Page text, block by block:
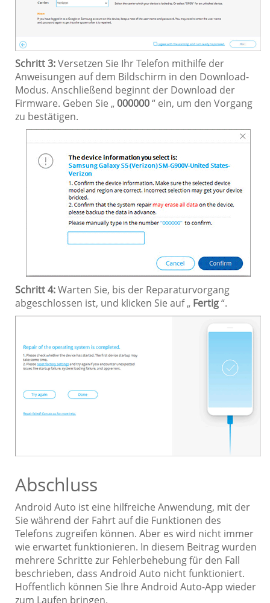
Schritt 3:Versetzen Sie Ihr Telefon mithilfe der
Anweisungen auf dem Bildschirm in den Download-
Modus. Anschließend beginnt der Download der
Firmware. Geben Sie „000000“ ein, um den Vorgang
zu bestätigen.
Schritt 4:Warten Sie, bis der Reparaturvorgang
abgeschlossen ist, und klicken Sie auf „ Fertig“.
Abschluss
Android Auto ist eine hilfreiche Anwendung, mit der
Sie während der Fahrt auf die Funktionen des
Telefons zugreifen können. Aber es wird nicht immer
wie erwartet funktionieren. In diesem Beitrag wurden
mehrere Schritte zur Fehlerbehebung für den Fall
beschrieben, dass Android Auto nicht funktioniert.
Hoffentlich können Sie Ihre Android Auto-App wieder
zum Laufen bringen.